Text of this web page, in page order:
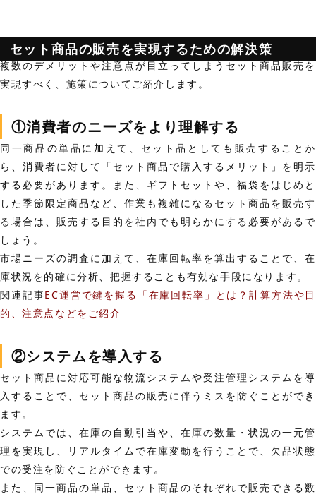
セット商品の販売を実現するための解決策
複数のデメリットや注意点が目立ってしまうセット商品販売を
実現すべく、施策についてご紹介します。
①消費者のニーズをより理解する
同一商品の単品に加えて、セット品としても販売することか
ら、消費者に対して 「セット商品で購入するメリット」を明示
する必要があります。また、ギフトセットや、福袋をはじめと
した季節限定商品など、作業も複雑になるセット商品を販売す
る場合は、販売する目的を社内でも明らかにする必要があるで
しょう。
市場ニーズの調査に加えて、在庫回転率を算出することで、在
庫状況を的確に分析、把握することも有効な手段になります。
関連記事EC運営で鍵を握る「在庫回転率」とは？計算方法や目
的、注意点などをご紹介
②システムを導入する
セット商品に対応可能な物流システムや受注管理システムを導
入することで、 セット商品の販売に伴うミスを防ぐ ことができ
ます。
システムでは、在庫の自動引当や、在庫の数量・状況の一元管
理 を実現し、リアルタイムで在庫変動を行うことで、欠品状態
での受注を防ぐことができます。
また、同一商品の単品、セット商品のそれぞれで販売できる数